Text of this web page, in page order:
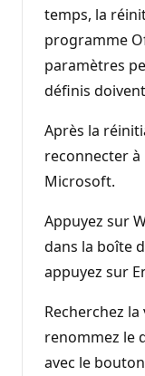
temps, la
programme
paramètres
définis
Après la
reconnecter à
Microsoft.
Appuyez sur
dans la boîte
appuyez sur
Recherchez
renommez le
avec le